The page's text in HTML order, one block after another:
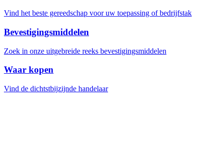
Vind het beste gereedschap voor uw toepassing of bedrijfstak
Bevestigingsmiddelen
Zoek in onze uitgebreide reeks bevestigingsmiddelen
Waar kopen
Vind de dichtstbijzijnde handelaar